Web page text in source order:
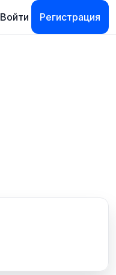
Войти Регистрация